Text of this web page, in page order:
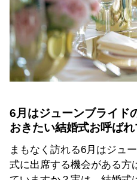
6月はジューンブライド
おきたい結婚式お呼ば
まもなく訪れる6月はジュ
式に出席する機会がある方